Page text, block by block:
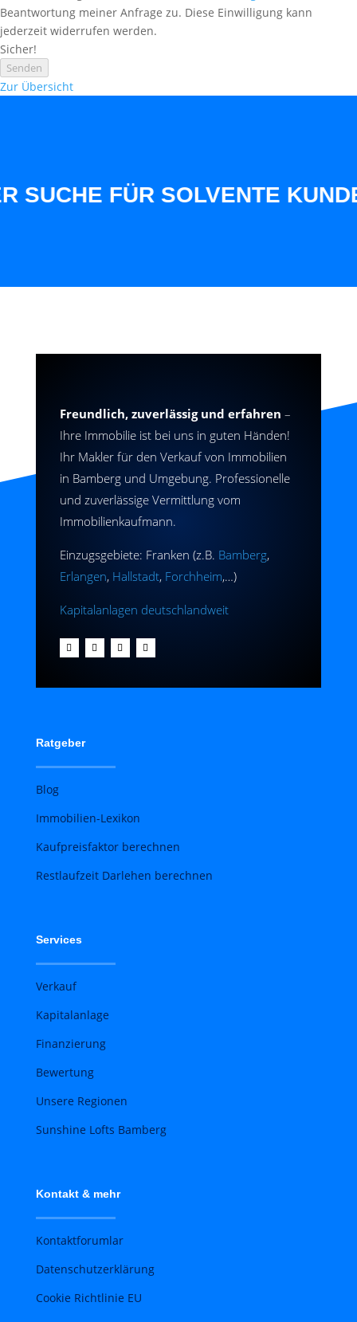
Beantwortung meiner Anfrage zu. Diese Einwilligung kann
jederzeit widerrufen werden.
Sicher!
Senden
Zur Übersicht
FÜR SOLVENTE KUNDEN
Freundlich, zuverlässig und erfahren –
Ihre Immobilie ist bei uns in guten Händen!
Ihr Makler für den Verkauf von Immobilien
in Bamberg und Umgebung. Professionelle
und zuverlässige Vermittlung vom
Immobilienkaufmann.
Einzugsgebiete: Franken (z.B. Bamberg,
Erlangen, Hallstadt, Forchheim,…)
Kapitalanlagen deutschlandweit
Ratgeber
Blog
Immobilien-Lexikon
Kaufpreisfaktor berechnen
Restlaufzeit Darlehen berechnen
Services
Verkauf
Kapitalanlage
Finanzierung
Bewertung
Unsere Regionen
Sunshine Lofts Bamberg
Kontakt & mehr
Kontaktforumlar
Datenschutzerklärung
Cookie Richtlinie EU